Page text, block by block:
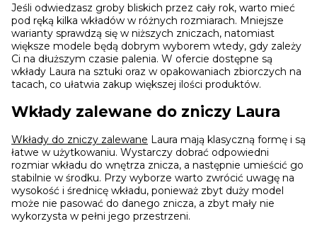
Jeśli odwiedzasz groby bliskich przez cały rok, warto mieć
pod ręką kilka wkładów w różnych rozmiarach. Mniejsze
warianty sprawdzą się w niższych zniczach, natomiast
większe modele będą dobrym wyborem wtedy, gdy zależy
Ci na dłuższym czasie palenia. W ofercie dostępne są
wkłady Laura na sztuki oraz w opakowaniach zbiorczych na
tacach, co ułatwia zakup większej ilości produktów.
Wkłady zalewane do zniczy Laura
Wkłady do zniczy zalewane Laura mają klasyczną formę i są
łatwe w użytkowaniu. Wystarczy dobrać odpowiedni
rozmiar wkładu do wnętrza znicza, a następnie umieścić go
stabilnie w środku. Przy wyborze warto zwrócić uwagę na
wysokość i średnicę wkładu, ponieważ zbyt duży model
może nie pasować do danego znicza, a zbyt mały nie
wykorzysta w pełni jego przestrzeni.